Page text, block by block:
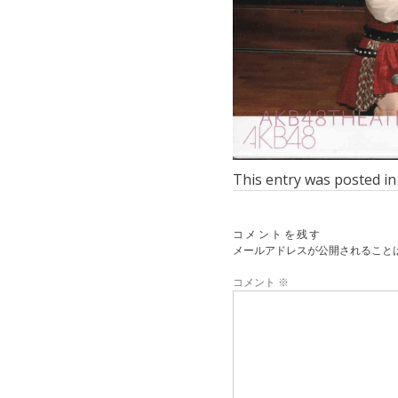
This entry was posted
コメントを残す
メールアドレスが公開されること
コメント ※